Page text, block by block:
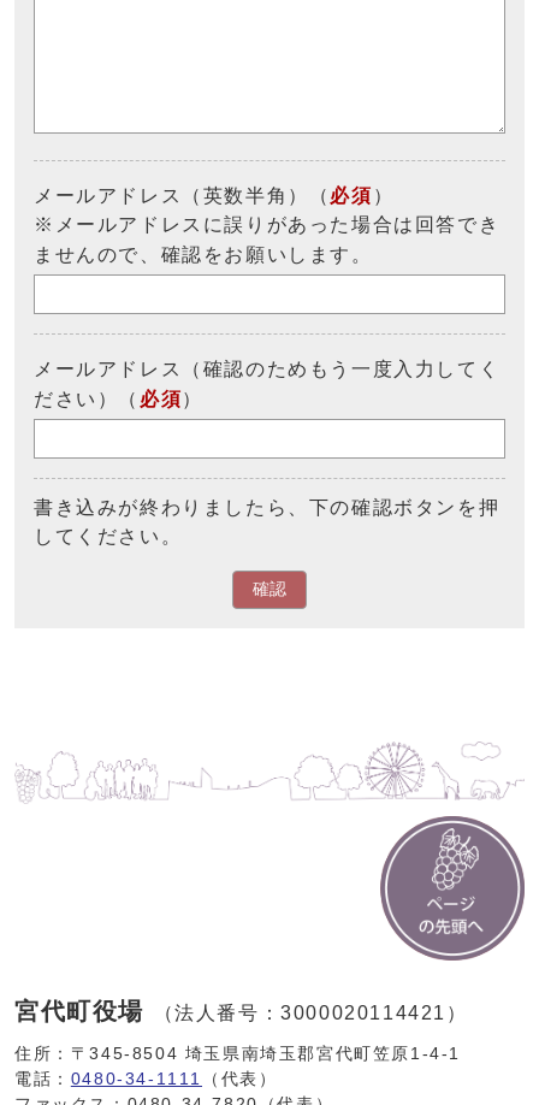
メールアドレス（英数半角）（ 必須 ）
※メールアドレスに誤りがあった場合は回答でき
ませんので、確認をお願いします。
メールアドレス（確認のためもう一度入力してく
ださい）（ 必須）
書き込みが終わりましたら、下の確認ボタンを押
してください。
確認
宮代町役場 （法人番号：3000020114421）
住所：〒345-8504 埼玉県南埼玉郡宮代町笠原1-4-1
電話： 0480-34-1111
（代表）